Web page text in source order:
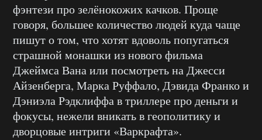
фэнтези про зелёнокожих качков. Проще
говоря, большее количество людей куда чаще
пишут о том, что хотят вдоволь попугаться
страшной монашки из нового фильма
Джеймса Вана или посмотреть на Джесси
Айзенберга, Марка Руффало, Дэвида Франко и
Дэниэла Рэдклиффа в триллере про деньги и
фокусы, нежели вникать в геополитику и
дворцовые интриги «Варкрафта».